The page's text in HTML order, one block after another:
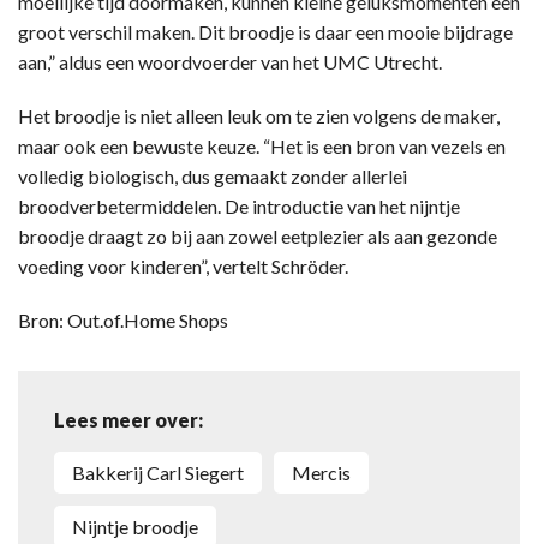
groot verschil maken. Dit broodje is daar een mooie bijdrage
aan,” aldus een woordvoerder van het UMC Utrecht.
Het broodje is niet alleen leuk om te zien volgens de maker,
maar ook een bewuste keuze. “Het is een bron van vezels en
volledig biologisch, dus gemaakt zonder allerlei
broodverbetermiddelen. De introductie van het nijntje
broodje draagt zo bij aan zowel eetplezier als aan gezonde
voeding voor kinderen”, vertelt Schröder.
Bron: Out.of.Home Shops
Lees meer over:
Bakkerij Carl Siegert Mercis
Nijntje broodje